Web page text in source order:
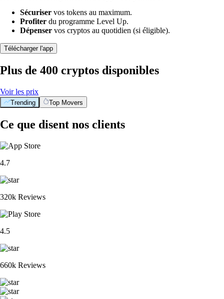
Sécuriser vos tokens au maximum.
Profiter du programme Level Up.
Dépenser vos cryptos au quotidien (si éligible).
Télécharger l'app
Plus de 400 cryptos disponibles
Voir les prix
Trending Top Movers
Ce que disent nos clients
4.7
320k Reviews
4.5
660k Reviews